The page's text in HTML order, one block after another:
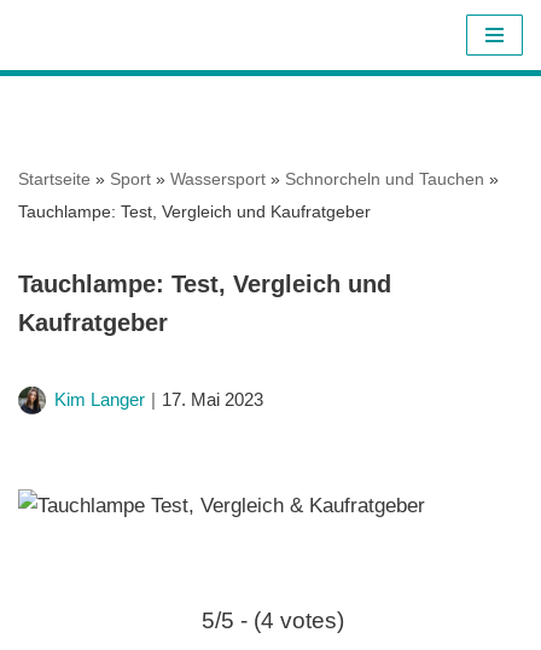
Z
t
p
n
Startseite » Sport » Wassersport » Schnorcheln und Tauchen »
Tauchlampe: Test, Vergleich und Kaufratgeber
Tauchlampe: Test, Vergleich und
Kaufratgeber
Kim Langer 17. Mai 2023
5/5 - (4 votes)